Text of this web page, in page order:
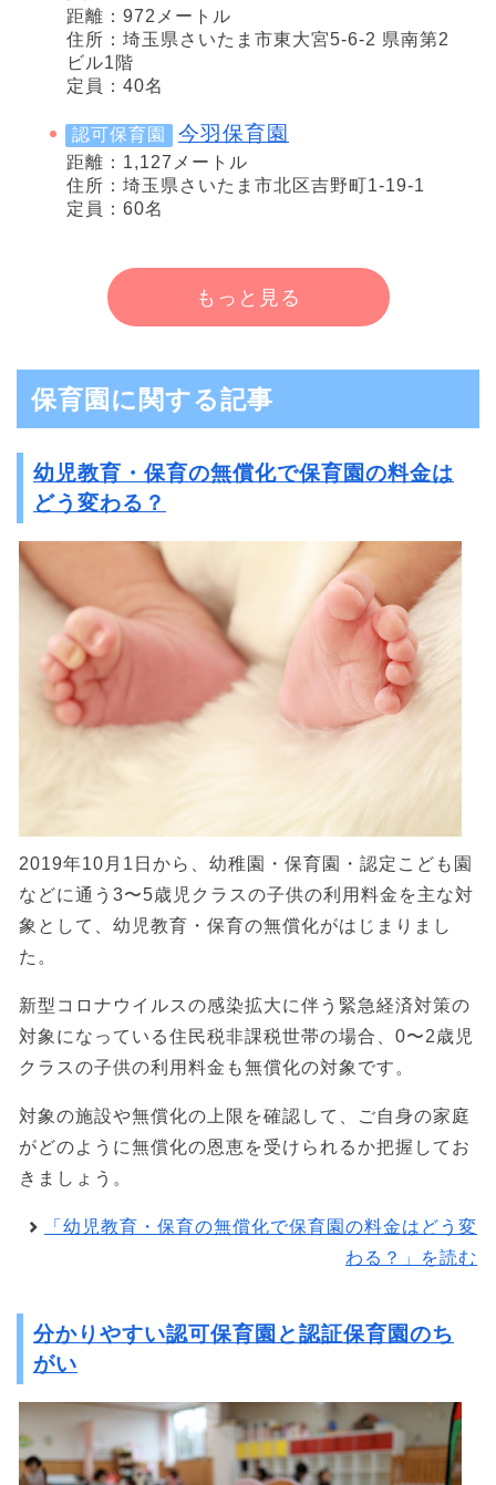
距離：972メートル
住所：埼玉県さいたま市東大宮5-6-2 県南第2
ビル1階
定員：40名
認可保育園 今羽保育園
距離：1,127メートル
住所：埼玉県さいたま市北区吉野町1-19-1
定員：60名
もっと見る
保育園に関する記事
幼児教育・保育の無償化で保育園の料金は
どう変わる？
2019年10月1日から、幼稚園・保育園・認定こども園
などに通う3〜5歳児クラスの子供の利用料金を主な対
象として、幼児教育・保育の無償化がはじまりまし
た。
新型コロナウイルスの感染拡大に伴う緊急経済対策の
対象になっている住民税非課税世帯の場合、0〜2歳児
クラスの子供の利用料金も無償化の対象です。
対象の施設や無償化の上限を確認して、ご自身の家庭
がどのように無償化の恩恵を受けられるか把握してお
きましょう。
「幼児教育・保育の無償化で保育園の料金はどう変
わる？」を読む
分かりやすい認可保育園と認証保育園のち
がい